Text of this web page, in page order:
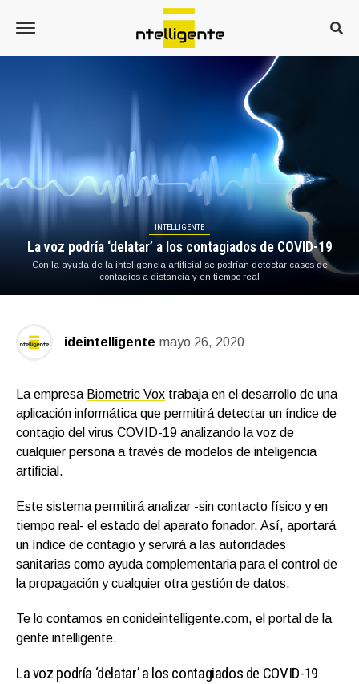
INTELLIGENTE
La voz podría ‘delatar’ a los contagiados de COVID-19
Con la ayuda de la inteligencia artificial se podrían detectar casos de
contagios a distancia y en tiempo real
ideintelligente mayo 26, 2020
La empresa Biometric Vox trabaja en el desarrollo de una
aplicación informática que permitirá detectar un índice de
contagio del virus COVID-19 analizando la voz de
cualquier persona a través de modelos de inteligencia
artificial.
Este sistema permitirá analizar -sin contacto físico y en
tiempo real- el estado del aparato fonador. Así, aportará
un índice de contagio y servirá a las autoridades
sanitarias como ayuda complementaria para el control de
la propagación y cualquier otra gestión de datos.
Te lo contamos en conideintelligente.com, el portal de la
gente intelligente.
La voz podría ‘delatar’ a los contagiados de COVID-19